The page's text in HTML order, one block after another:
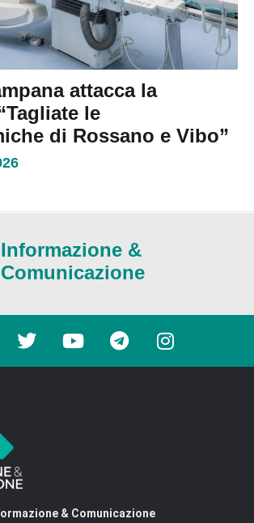
attacca la
le
di Rossano e Vibo”
Informazione &
Comunicazione
& Comunicazione